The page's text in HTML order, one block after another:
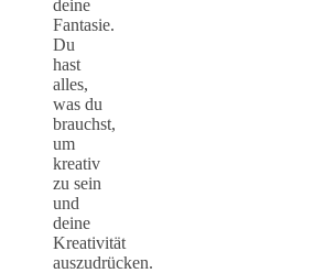
deine
Fantasie.
Du
hast
alles,
was du
brauchst,
um
kreativ
zu sein
und
deine
Kreativität
auszudrücken.